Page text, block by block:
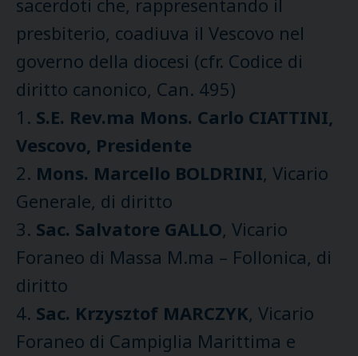
sacerdoti che, rappresentando il
presbiterio, coadiuva il Vescovo nel
governo della diocesi (cfr. Codice di
diritto canonico, Can. 495)
1. S.E. Rev.ma Mons. Carlo CIATTINI,
Vescovo, Presidente
2. Mons. Marcello BOLDRINI, Vicario
Generale, di diritto
3. Sac. Salvatore GALLO, Vicario
Foraneo di Massa M.ma – Follonica, di
diritto
4. Sac. Krzysztof MARCZYK, Vicario
Foraneo di Campiglia Marittima e